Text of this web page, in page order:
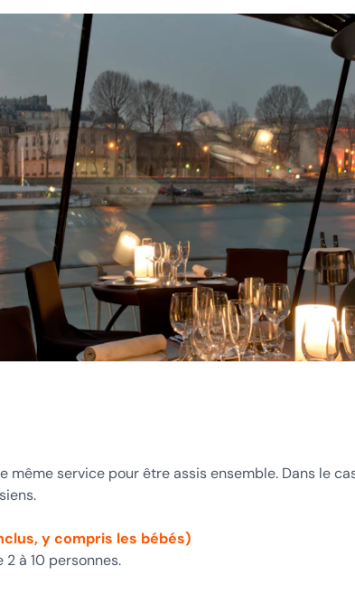
service pour être assis ensemble. Dans le
y compris les bébés)
à 10 personnes.